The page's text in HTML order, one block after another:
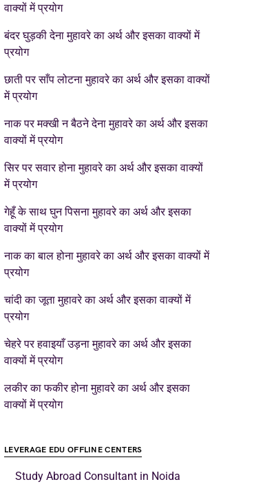
वाक्यों में प्रयोग
बंदर घुड़की देना मुहावरे का अर्थ और इसका वाक्यों में
प्रयोग
छाती पर साँप लोटना मुहावरे का अर्थ और इसका वाक्यों
में प्रयोग
नाक पर मक्खी न बैठने देना मुहावरे का अर्थ और इसका
वाक्यों में प्रयोग
सिर पर सवार होना मुहावरे का अर्थ और इसका वाक्यों
में प्रयोग
गेहूँ के साथ घुन पिसना मुहावरे का अर्थ और इसका
वाक्यों में प्रयोग
नाक का बाल होना मुहावरे का अर्थ और इसका वाक्यों में
प्रयोग
चांदी का जूता मुहावरे का अर्थ और इसका वाक्यों में
प्रयोग
चेहरे पर हवाइयाँ उड़ना मुहावरे का अर्थ और इसका
वाक्यों में प्रयोग
लकीर का फकीर होना मुहावरे का अर्थ और इसका
वाक्यों में प्रयोग
LEVERAGE EDU OFFLINE CENTERS
Study Abroad Consultant in Noida